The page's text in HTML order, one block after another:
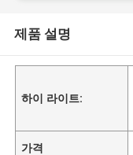
제품 설명
하이 라이트:
가격